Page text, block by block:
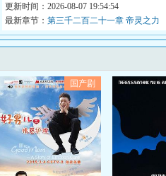
以...
更新时间：2026-08-07 19:54:54
最新章节： 第三千二百二十一章 帝灵之力
国产剧